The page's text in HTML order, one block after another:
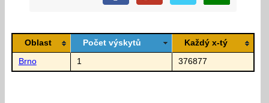
Oblast Počet výskytů Každý x-tý
Brno 1 376877